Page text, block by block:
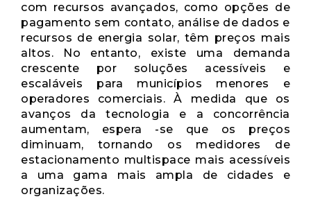
com recursos avançados, como opções de
pagamento sem contato, análise de dados e
recursos de energia solar, têm preços mais
altos. No entanto, existe uma demanda
crescente por soluções acessíveis e
escaláveis ​​para municípios menores e
operadores comerciais. À medida que os
avanços da tecnologia e a concorrência
aumentam, espera -se que os preços
diminuam, tornando os medidores de
estacionamento multispace mais acessíveis
a uma gama mais ampla de cidades e
organizações.